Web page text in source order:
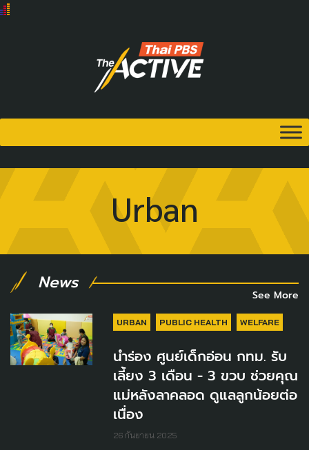
Urban
News
See More
URBAN PUBLIC HEALTH WELFARE
นำร่อง ศูนย์เด็กอ่อน กทม. รับ
เลี้ยง 3 เดือน - 3 ขวบ ช่วยคุณ
แม่หลังลาคลอด ดูแลลูกน้อยต่อ
เนื่อง
26 กันยายน 2025